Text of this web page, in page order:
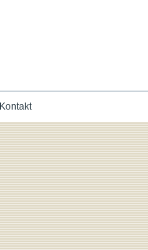
Kontakt